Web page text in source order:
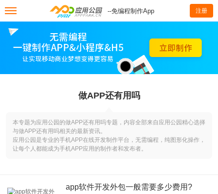
--免编程制作App 注册
做APP还有用吗
本专题为应用公园的做APP还有用吗专题，内容全部来自应用公园精心选择
与做APP还有用吗相关的最新资讯。
应用公园是专业的手机APP在线开发制作平台，无需编程，纯图形化操作，
让每个人都能成为手机APP应用的制作者和发布者。
app软件开发外包一般需要多少费用?